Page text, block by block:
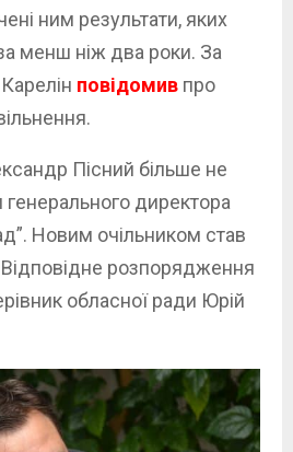
ним результати, яких
менш ніж два роки. За
повідомив про
Пісний більше не
генерального директора
Новим очільником став
розпорядження
обласної ради Юрій